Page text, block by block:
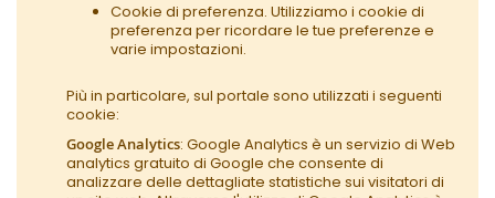
Cookie di preferenza. Utilizziamo i cookie di
preferenza per ricordare le tue preferenze e
varie impostazioni.
Più in particolare, sul portale sono utilizzati i seguenti
cookie:
Google Analytics: Google Analytics è un servizio di Web
analytics gratuito di Google che consente di
analizzare delle dettagliate statistiche sui visitatori di